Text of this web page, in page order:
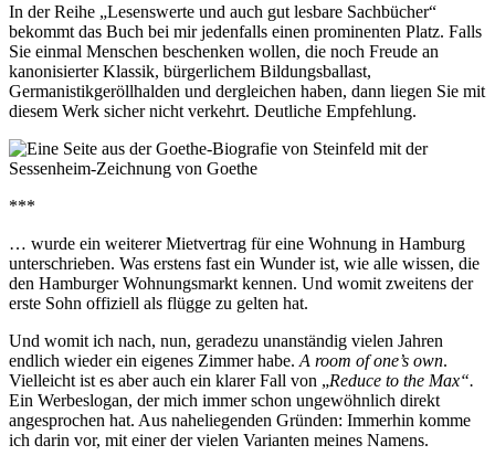
In der Reihe „Lesenswerte und auch gut lesbare Sachbücher“
bekommt das Buch bei mir jedenfalls einen prominenten Platz. Falls
Sie einmal Menschen beschenken wollen, die noch Freude an
kanonisierter Klassik, bürgerlichem Bildungsballast,
Germanistikgeröllhalden und dergleichen haben, dann liegen Sie mit
diesem Werk sicher nicht verkehrt. Deutliche Empfehlung.
***
… wurde ein weiterer Mietvertrag für eine Wohnung in Hamburg
unterschrieben. Was erstens fast ein Wunder ist, wie alle wissen, die
den Hamburger Wohnungsmarkt kennen. Und womit zweitens der
erste Sohn offiziell als flügge zu gelten hat.
Und womit ich nach, nun, geradezu unanständig vielen Jahren
endlich wieder ein eigenes Zimmer habe. A room of one’s own.
Vielleicht ist es aber auch ein klarer Fall von „Reduce to the Max“.
Ein Werbeslogan, der mich immer schon ungewöhnlich direkt
angesprochen hat. Aus naheliegenden Gründen: Immerhin komme
ich darin vor, mit einer der vielen Varianten meines Namens.